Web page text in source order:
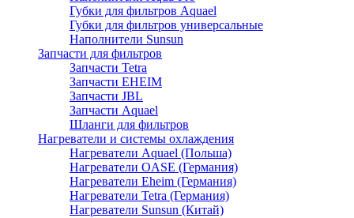
Губки для фильтров Aquael
Губки для фильтров универсальные
Наполнители Sunsun
Запчасти для фильтров
Запчасти Tetra
Запчасти EHEIM
Запчасти JBL
Запчасти Aquael
Шланги для фильтров
Нагреватели и системы охлаждения
Нагреватели Aquael (Польша)
Нагреватели OASE (Германия)
Нагреватели Eheim (Германия)
Нагреватели Tetra (Германия)
Нагреватели Sunsun (Китай)